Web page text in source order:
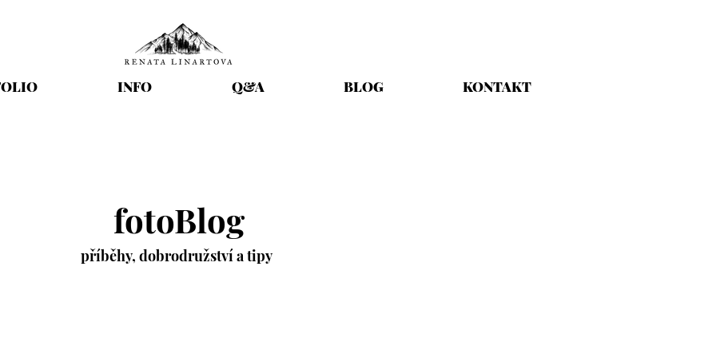
INFO Q&A BLOG KONTAKT
fotoBlog
příběhy, dobrodružstvía tipy